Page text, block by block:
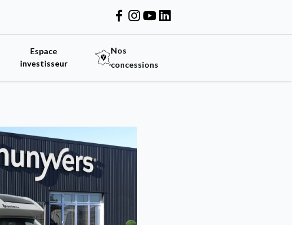
Espace
investisseur
Nos
concessions